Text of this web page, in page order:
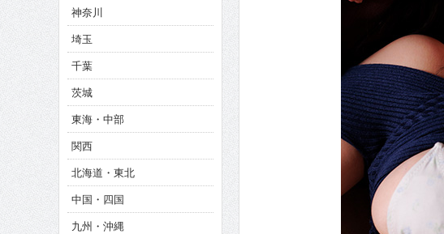
CINEMA×STYLE 294号
神奈川
埼玉
千葉
茨城
東海・中部
関西
北海道・東北
中国・四国
九州・沖縄